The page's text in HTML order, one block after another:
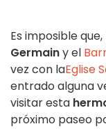
Es imposible
Germainy el
vez con laEglise
entrado alguna
visitar esta
próximo paseo